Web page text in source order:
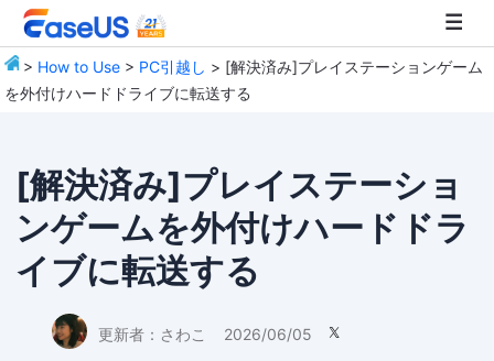
> How to Use > PC引越し > [解決済み]プレイステーションゲーム
を外付けハードドライブに転送する
[解決済み]プレイステーショ
ンゲームを外付けハードドラ
イブに転送する
更新者： さわこ 2026/06/05 